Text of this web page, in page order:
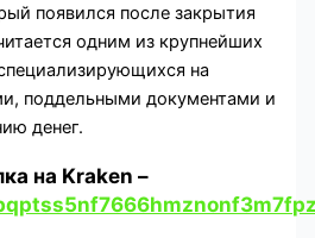
появился после закрытия
одним из крупнейших
на
поддельными документами и
денег.
на Kraken –